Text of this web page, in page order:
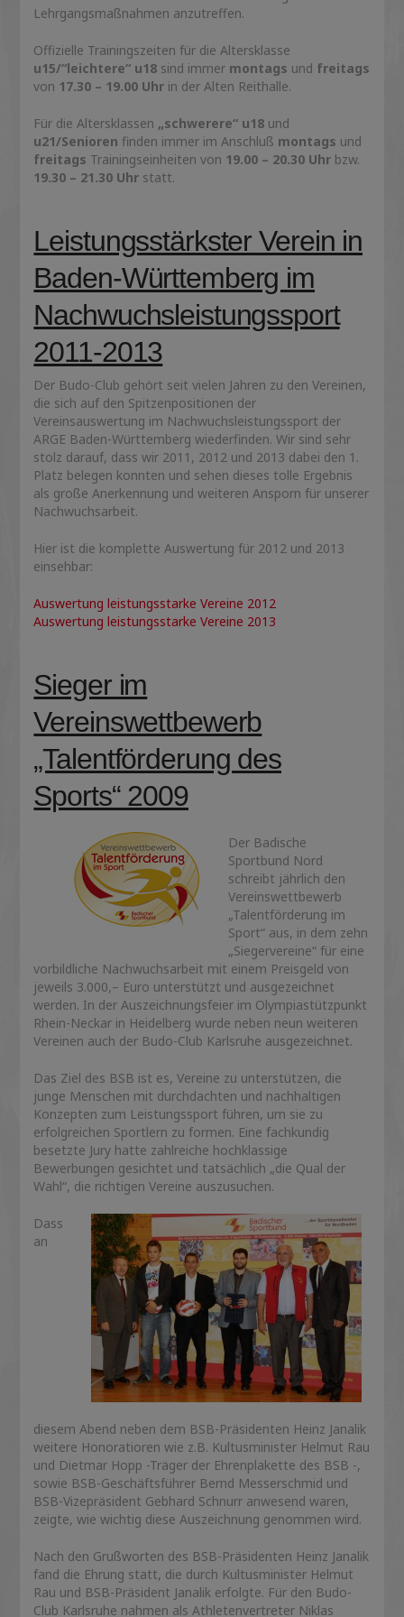
Lehrgangsmaßnahmen anzutreffen.
Offizielle Trainingszeiten für die Altersklasse
u15/“leichtere“ u18 sind immer montags und freitags
von 17.30 – 19.00 Uhr in der Alten Reithalle.
Für die Altersklassen „schwerere“ u18 und
u21/Senioren finden immer im Anschluß montags und
freitags Trainingseinheiten von 19.00 – 20.30 Uhr bzw.
19.30 – 21.30 Uhr statt.
Leistungsstärkster Verein in
Baden-Württemberg im
Nachwuchsleistungssport
2011-2013
Der Budo-Club gehört seit vielen Jahren zu den Vereinen,
die sich auf den Spitzenpositionen der
Vereinsauswertung im Nachwuchsleistungssport der
ARGE Baden-Württemberg wiederfinden. Wir sind sehr
stolz darauf, dass wir 2011, 2012 und 2013 dabei den 1.
Platz belegen konnten und sehen dieses tolle Ergebnis
als große Anerkennung und weiteren Ansporn für unserer
Nachwuchsarbeit.
Hier ist die komplette Auswertung für 2012 und 2013
einsehbar:
Auswertung leistungsstarke Vereine 2012
Auswertung leistungsstarke Vereine 2013
Sieger im
Vereinswettbewerb
„Talentförderung des
Sports“ 2009
Der Badische
Sportbund Nord
schreibt jährlich den
Vereinswettbewerb
„Talentförderung im
Sport“ aus, in dem zehn
„Siegervereine“ für eine
vorbildliche Nachwuchsarbeit mit einem Preisgeld von
jeweils 3.000,– Euro unterstützt und ausgezeichnet
werden. In der Auszeichnungsfeier im Olympiastützpunkt
Rhein-Neckar in Heidelberg wurde neben neun weiteren
Vereinen auch der Budo-Club Karlsruhe ausgezeichnet.
Das Ziel des BSB ist es, Vereine zu unterstützen, die
junge Menschen mit durchdachten und nachhaltigen
Konzepten zum Leistungssport führen, um sie zu
erfolgreichen Sportlern zu formen. Eine fachkundig
besetzte Jury hatte zahlreiche hochklassige
Bewerbungen gesichtet und tatsächlich „die Qual der
Wahl“, die richtigen Vereine auszusuchen.
Dass
an
diesem Abend neben dem BSB-Präsidenten Heinz Janalik
weitere Honoratioren wie z.B. Kultusminister Helmut Rau
und Dietmar Hopp -Träger der Ehrenplakette des BSB -,
sowie BSB-Geschäftsführer Bernd Messerschmid und
BSB-Vizepräsident Gebhard Schnurr anwesend waren,
zeigte, wie wichtig diese Auszeichnung genommen wird.
Nach den Grußworten des BSB-Präsidenten Heinz Janalik
fand die Ehrung statt, die durch Kultusminister Helmut
Rau und BSB-Präsident Janalik erfolgte. Für den Budo-
Club Karlsruhe nahmen als Athletenvertreter Niklas